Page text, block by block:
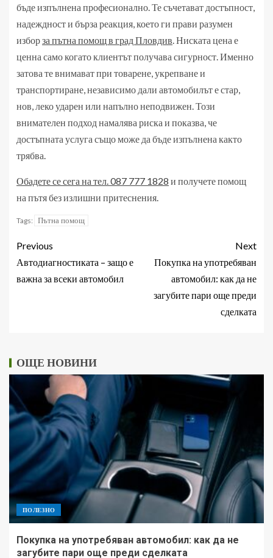
бъде изпълнена професионално. Те съчетават достъпност,
надеждност и бърза реакция, което ги прави разумен
изборза пътна помощ в град Пловдив . Ниската цена е
ценна само когато клиентът получава сигурност. Именно
затова те внимават при товарене, укрепване и
транспортиране, независимо дали автомобилът е стар,
нов, леко ударен или напълно неподвижен. Този
внимателен подход намалява риска и показва, че
достъпната услуга също може да бъде изпълнена както
трябва.
Обадете се сега на тел. 087 777 1828 и получете помощ
на пътя без излишни притеснения.
Tags: Пътна помощ
Previous
Автодиагностиката – защо е
важна за всеки автомобил
Next
Покупка на употребяван
автомобил: как да не
загубите пари още преди
сделката
ОЩЕ НОВИНИ
ПОЛЕЗНО
Покупка на употребяван автомобил: как да не
загубите пари още преди сделката